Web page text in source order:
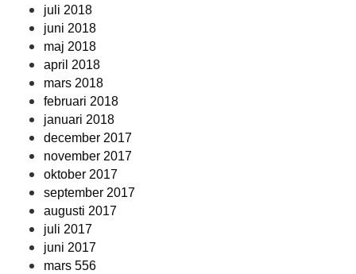
juli 2018
juni 2018
maj 2018
april 2018
mars 2018
februari 2018
januari 2018
december 2017
november 2017
oktober 2017
september 2017
augusti 2017
juli 2017
juni 2017
mars 556